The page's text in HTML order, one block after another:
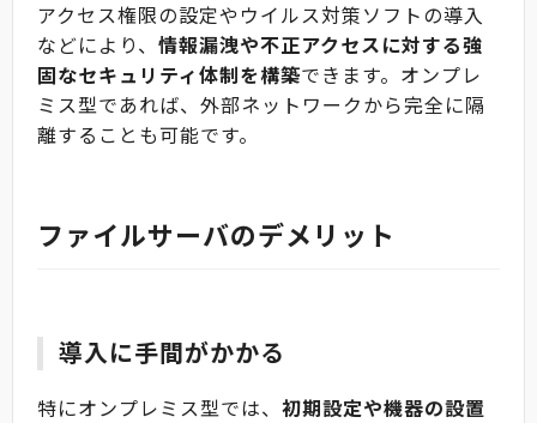
アクセス権限の設定やウイルス対策ソフトの導入
などにより、 情報漏洩や不正アクセスに対する強
固なセキュリティ体制を構築できます。オンプレ
ミス型であれば、外部ネットワークから完全に隔
離することも可能です。
ファイルサーバのデメリット
導入に手間がかかる
特にオンプレミス型では、 初期設定や機器の設置